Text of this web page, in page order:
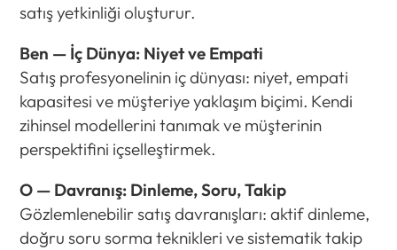
satış yetkinliği oluşturur.
Ben — İç Dünya: Niyet ve Empati
Satış profesyonelinin iç dünyası: niyet, empati
kapasitesi ve müşteriye yaklaşım biçimi. Kendi
zihinsel modellerini tanımak ve müşterinin
perspektifini içselleştirmek.
O — Davranış: Dinleme, Soru, Takip
Gözlemlenebilir satış davranışları: aktif dinleme,
doğru soru sorma teknikleri ve sistematik takip